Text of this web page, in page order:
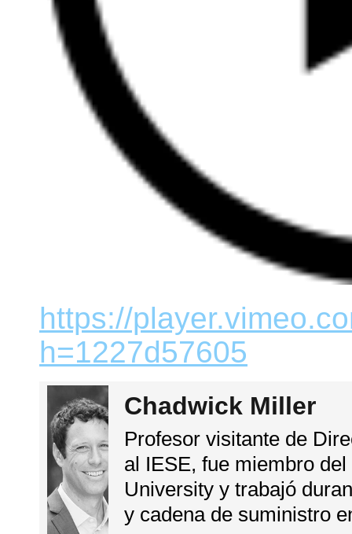
https://
h=1227d57605
Chadwick Miller
Profesor visitante de
al IESE, fue miembro
University y trabajó
y cadena de suministro